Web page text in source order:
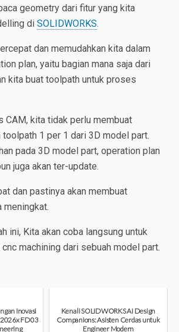
geometry dari fitur yang kita
di SOLIDWORKS.
dan memudahkan kita dalam
plan, yaitu bagian mana saja dari
kita buat toolpath untuk proses
CAM, kita tidak perlu membuat
1 per 1 dari 3D model part.
pada 3D model part, operation plan
juga akan ter-update.
dan pastinya akan membuat
meningkat.
ini, Kita akan coba langsung untuk
machining dari sebuah model part.
Inovasi
FD03
Kenali SOLIDWORKS AI Design
Companions: Asisten Cerdas untuk
Engineer Modern